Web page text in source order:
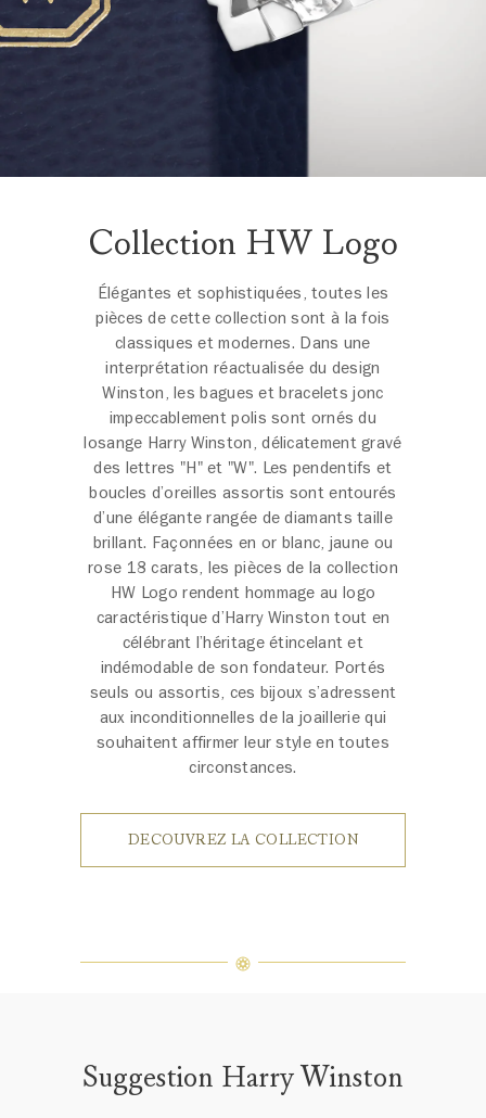
Collection HW Logo
Élégantes et sophistiquées, toutes les
pièces de cette collection sont à la fois
classiques et modernes. Dans une
interprétation réactualisée du design
Winston, les bagues et bracelets jonc
impeccablement polis sont ornés du
losange Harry Winston, délicatement gravé
des lettres "H" et "W". Les pendentifs et
boucles d’oreilles assortis sont entourés
d’une élégante rangée de diamants taille
brillant. Façonnées en or blanc, jaune ou
rose 18 carats, les pièces de la collection
HW Logo rendent hommage au logo
caractéristique d’Harry Winston tout en
célébrant l’héritage étincelant et
indémodable de son fondateur. Portés
seuls ou assortis, ces bijoux s’adressent
aux inconditionnelles de la joaillerie qui
souhaitent affirmer leur style en toutes
circonstances.
DECOUVREZ LA COLLECTION
Suggestion Harry Winston